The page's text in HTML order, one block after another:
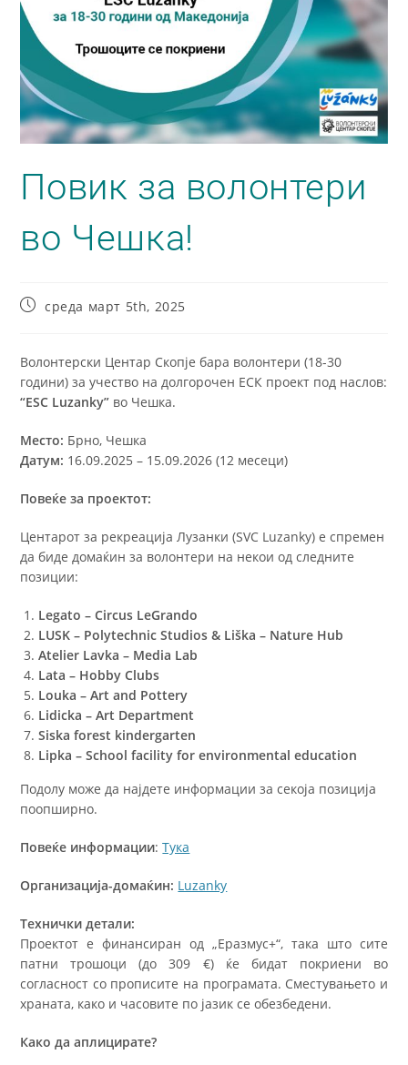
Повик за волонтери
во Чешка!
среда март 5th, 2025
Волонтерски Центар Скопје бара волонтери (18-30
години) за учество на долгорочен ЕСК проект под наслов:
“ESC Luzanky” во Чешка.
Место: Брно, Чешка
Датум: 16.09.2025 – 15.09.2026 (12 месеци)
Повеќе за проектот:
Центарот за рекреација Лузанки (SVC Luzanky) е спремен
да биде домаќин за волонтери на некои од следните
позиции:
Legato – Circus LeGrando
LUSK – Polytechnic Studios & Liška – Nature Hub
Atelier Lavka – Media Lab
Lata – Hobby Clubs
Louka – Art and Pottery
Lidicka – Art Department
Siska forest kindergarten
Lipka – School facility for environmental education
Подолу може да најдете информации за секоја позиција
поопширно.
Повеќе информации:Тука
Организација-домаќин: Luzanky
Технички детали:
Проектот е финансиран од „Еразмус+“, така што сите
патни трошоци (до 309 €) ќе бидат покриени во
согласност со прописите на програмата. Сместувањето и
храната, како и часовите по јазик се обезбедени.
Како да аплицирате?